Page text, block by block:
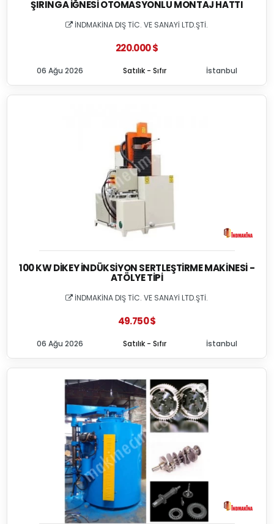
ŞIRINGA İĞNESI OTOMASYONLU MONTAJ HATTI
İNDMAKİNA DIŞ TİC. VE SANAYİ LTD.ŞTİ.
220.000 $
Satılık - Sıfır
06 Ağu 2026 İstanbul
100 KW DIKEY İNDÜKSIYON SERTLEŞTIRME MAKINESI -
ATÖLYE TIPI
İNDMAKİNA DIŞ TİC. VE SANAYİ LTD.ŞTİ.
49.750 $
Satılık - Sıfır
06 Ağu 2026 İstanbul